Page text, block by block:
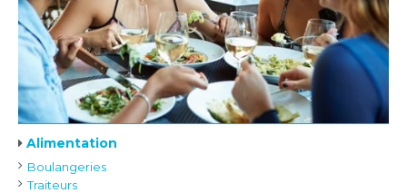
Alimentation
Boulangeries
Traiteurs